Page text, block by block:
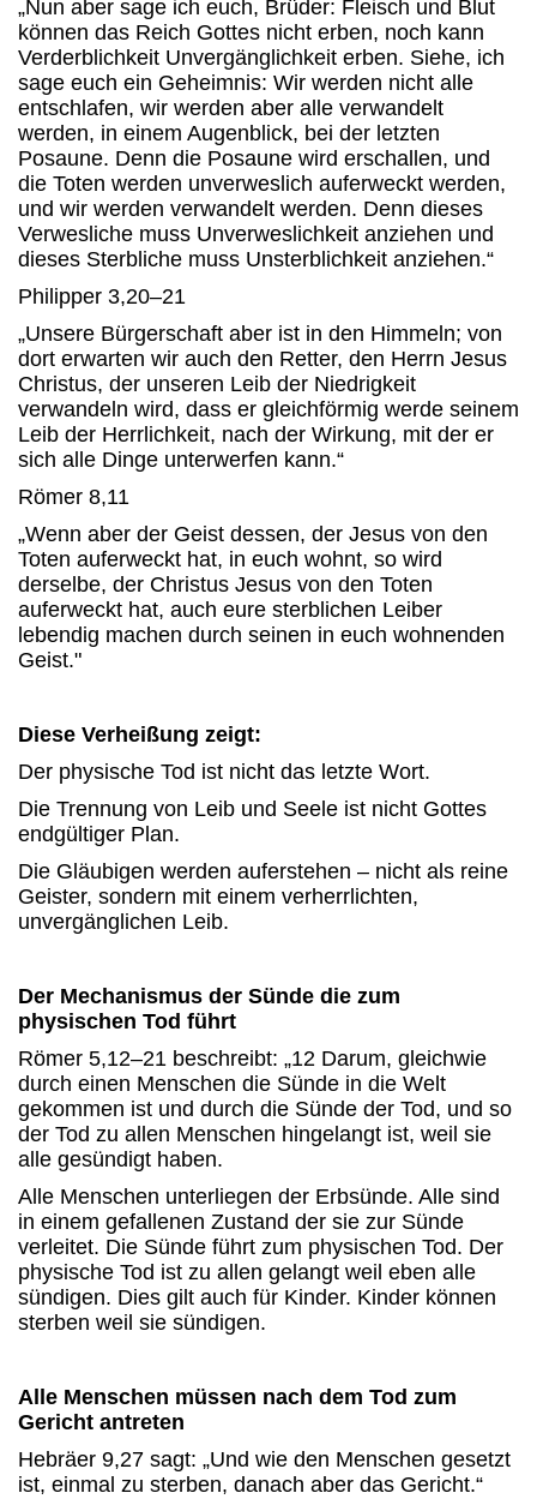
„Nun aber sage ich euch, Brüder: Fleisch und Blut
können das Reich Gottes nicht erben, noch kann
Verderblichkeit Unvergänglichkeit erben. Siehe, ich
sage euch ein Geheimnis: Wir werden nicht alle
entschlafen, wir werden aber alle verwandelt
werden, in einem Augenblick, bei der letzten
Posaune. Denn die Posaune wird erschallen, und
die Toten werden unverweslich auferweckt werden,
und wir werden verwandelt werden. Denn dieses
Verwesliche muss Unverweslichkeit anziehen und
dieses Sterbliche muss Unsterblichkeit anziehen.“
Philipper 3,20–21
„Unsere Bürgerschaft aber ist in den Himmeln; von
dort erwarten wir auch den Retter, den Herrn Jesus
Christus, der unseren Leib der Niedrigkeit
verwandeln wird, dass er gleichförmig werde seinem
Leib der Herrlichkeit, nach der Wirkung, mit der er
sich alle Dinge unterwerfen kann.“
Römer 8,11
„Wenn aber der Geist dessen, der Jesus von den
Toten auferweckt hat, in euch wohnt, so wird
derselbe, der Christus Jesus von den Toten
auferweckt hat, auch eure sterblichen Leiber
lebendig machen durch seinen in euch wohnenden
Geist."
Diese Verheißung zeigt:
Der physische Tod ist nicht das letzte Wort.
Die Trennung von Leib und Seele ist nicht Gottes
endgültiger Plan.
Die Gläubigen werden auferstehen – nicht als reine
Geister, sondern mit einem verherrlichten,
unvergänglichen Leib.
Der Mechanismus der Sünde die zum
physischen Tod führt
Römer 5,12–21 beschreibt: „12 Darum, gleichwie
durch einen Menschen die Sünde in die Welt
gekommen ist und durch die Sünde der Tod, und so
der Tod zu allen Menschen hingelangt ist, weil sie
alle gesündigt haben.
Alle Menschen unterliegen der Erbsünde. Alle sind
in einem gefallenen Zustand der sie zur Sünde
verleitet. Die Sünde führt zum physischen Tod. Der
physische Tod ist zu allen gelangt weil eben alle
sündigen. Dies gilt auch für Kinder. Kinder können
sterben weil sie sündigen.
Alle Menschen müssen nach dem Tod zum
Gericht antreten
Hebräer 9,27 sagt: „Und wie den Menschen gesetzt
ist, einmal zu sterben, danach aber das Gericht.“